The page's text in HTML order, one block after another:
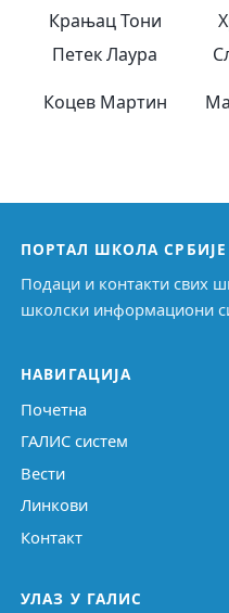
Крањац Тони
Петек Лаура
Коцев Мартин
ПОРТАЛ ШКОЛА СРБИЈЕ
Подаци и контакти свих
школски информациони
НАВИГАЦИЈА
Почетна
ГАЛИС систем
Вести
Линкови
Контакт
УЛАЗ У ГАЛИС